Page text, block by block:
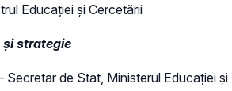
Educației și Cercetării
și strategie
Secretar de Stat, Ministerul Educației și